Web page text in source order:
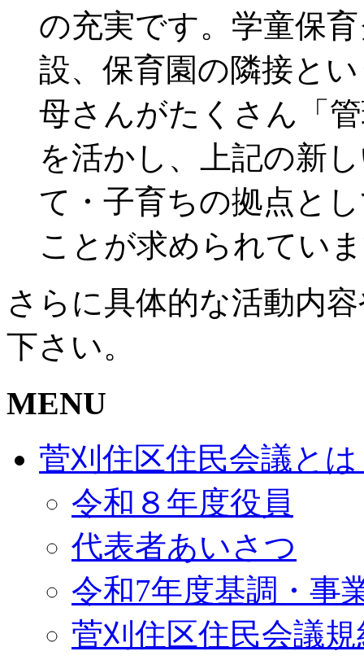
の充実です。学童保
設、保育園の隣接と
母さんがたくさん「
を活かし、上記の新
て・子育ちの拠点と
ことが求められてい
さらに具体的な活動内
下さい。
MENU
菅刈住区住民会議と
令和８年度役員
代表者あいさつ
令和7年度基調・事
菅刈住区住民会議規